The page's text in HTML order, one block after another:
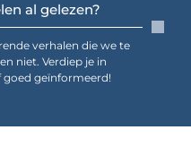
al gelezen?
verhalen die we te
niet. Verdiep je in
geïnformeerd!